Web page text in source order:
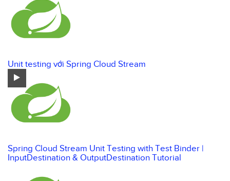
Unit testing với Spring Cloud Stream
Spring Cloud Stream Unit Testing with Test Binder |
InputDestination & OutputDestination Tutorial